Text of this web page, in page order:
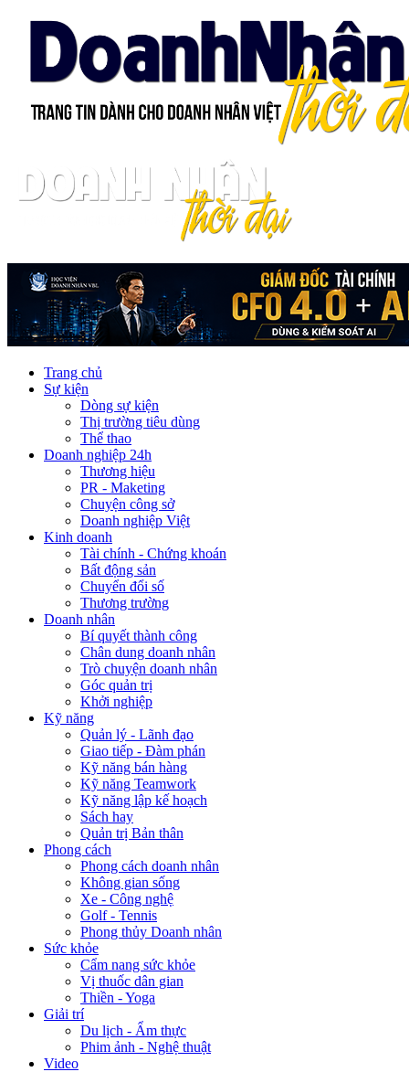
Trang chủ
Sự kiện
Dòng sự kiện
Thị trường tiêu dùng
Thể thao
Doanh nghiệp 24h
Thương hiệu
PR - Maketing
Chuyện công sở
Doanh nghiệp Việt
Kinh doanh
Tài chính - Chứng khoán
Bất động sản
Chuyển đổi số
Thương trường
Doanh nhân
Bí quyết thành công
Chân dung doanh nhân
Trò chuyện doanh nhân
Góc quản trị
Khởi nghiệp
Kỹ năng
Quản lý - Lãnh đạo
Giao tiếp - Đàm phán
Kỹ năng bán hàng
Kỹ năng Teamwork
Kỹ năng lập kế hoạch
Sách hay
Quản trị Bản thân
Phong cách
Phong cách doanh nhân
Không gian sống
Xe - Công nghệ
Golf - Tennis
Phong thủy Doanh nhân
Sức khỏe
Cẩm nang sức khỏe
Vị thuốc dân gian
Thiền - Yoga
Giải trí
Du lịch - Ẩm thực
Phim ảnh - Nghệ thuật
Video